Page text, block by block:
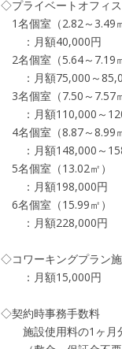
◇プライベートオフィ
1名個室（2.82～3.49
：月額40,000円
2名個室（5.64～7.19
：月額75,000～
3名個室（7.50～7.57
：月額110,000～
4名個室（8.87～8.99
：月額148,000～
5名個室（13.02㎡）
：月額198,000円
6名個室（15.99㎡）
：月額228,000円
◇コワーキングプラン
：月額15,000円
◇契約時事務手数料
施設使用料の1ヶ月